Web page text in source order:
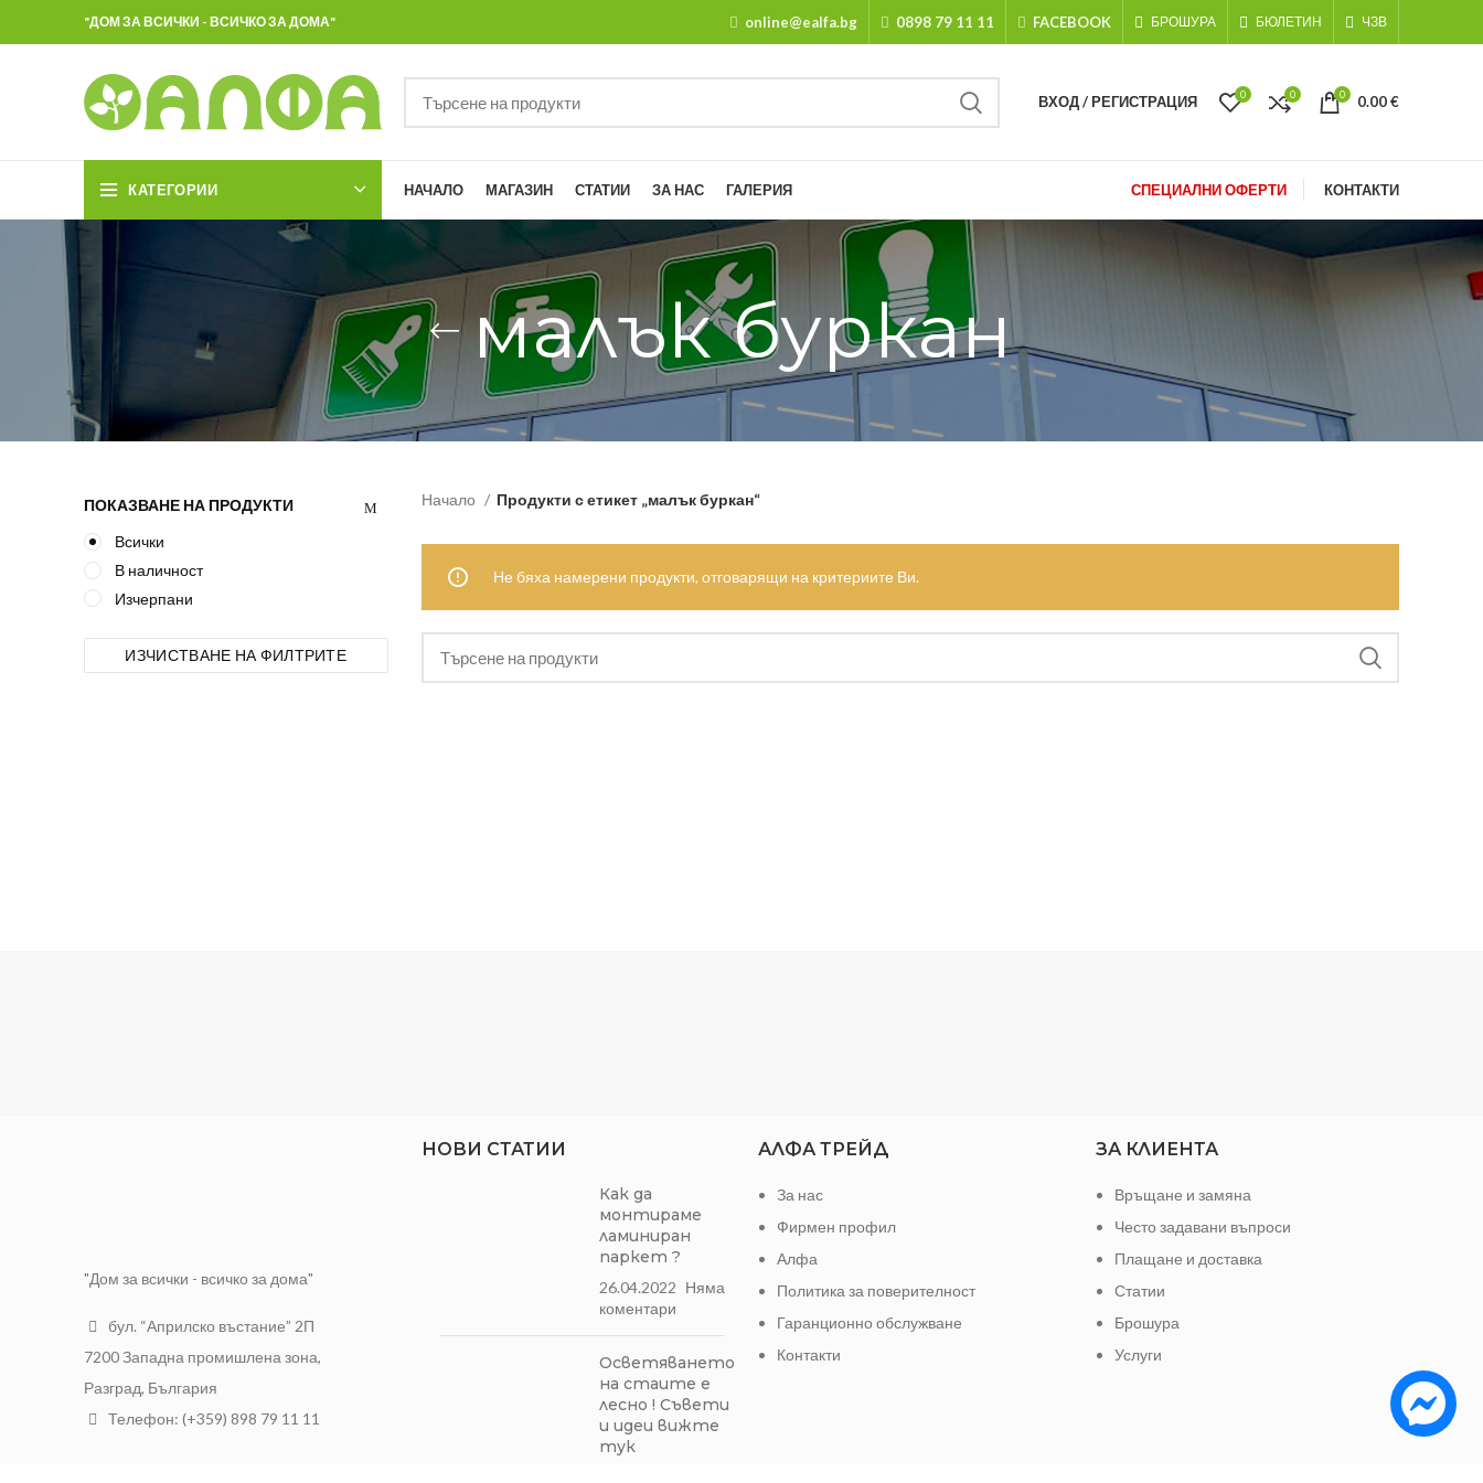
"ДОМ ЗА ВСИЧКИ - ВСИЧКО ЗА ДОМА" online@ealfa.bg 0898 79 11 11 FACEBOOK БРОШУРА БЮЛЕТИН ЧЗВ
ВХОД / РЕГИСТРАЦИЯ 0 0 0 0.00€
КАТЕГОРИИ НАЧАЛО МАГАЗИН СТАТИИ ЗА НАС ГАЛЕРИЯ СПЕЦИАЛНИ ОФЕРТИ КОНТАКТИ
малък буркан
ПОКАЗВАНЕ НА ПРОДУКТИ
Всички
В наличност
Изчерпани
ИЗЧИСТВАНЕ НА ФИЛТРИТЕ
Начало Продукти с етикет „малък буркан“
Не бяха намерени продукти, отговарящи на критериите Ви.
"Дом за всички - всичко за дома"
бул. “Априлско въстание” 2П
7200 Западна промишлена зона,
Разград, България
Телефон: (+359) 898 79 11 11
НОВИ СТАТИИ
Как да
монтираме
ламиниран
паркет ?
26.04.2022 Няма
коментари
Осветяването
на стаите е
лесно ! Съвети
и идеи вижте
тук
АЛФА ТРЕЙД
За нас
Фирмен профил
Алфа
Политика за поверителност
Гаранционно обслужване
Контакти
ЗА КЛИЕНТА
Връщане и замяна
Често задавани въпроси
Плащане и доставка
Статии
Брошура
Услуги